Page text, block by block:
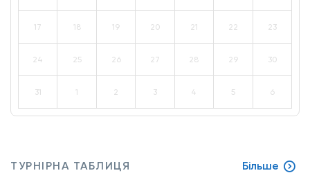
17 18 19 20 21 22 23
24 25 26 27 28 29 30
31 1 2 3 4 5 6
ТУРНІРНА ТАБЛИЦЯ Більше